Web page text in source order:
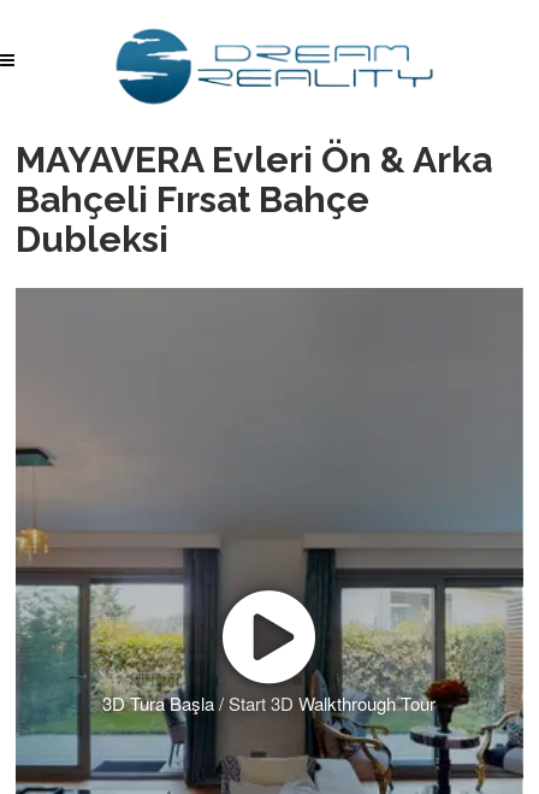
MAYAVERA Evleri Ön & Arka
Bahçeli Fırsat Bahçe
Dubleksi
3D Tura Başla / Start 3D Walkthrough Tour